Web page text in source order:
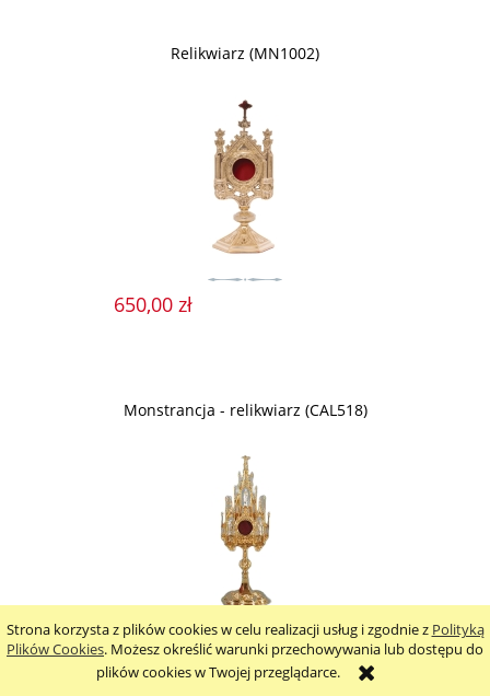
Strona korzysta z plików cookies w celu realizacji usług i zgodnie z Polityką
Plików Cookies. Możesz określić warunki przechowywania lub dostępu do
plików cookies w Twojej przeglądarce.
Relikwiarz (MN1002)
650,00 zł
Monstrancja - relikwiarz (CAL518)
3 050,00 zł